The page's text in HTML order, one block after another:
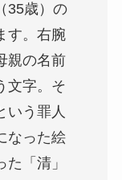
35歳）の
す。右腕
親の名前
文字。そ
いう罪人
なった絵
「清」